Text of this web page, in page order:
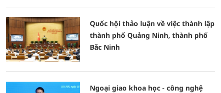
Quốc hội thảo luận về việc thành lập
thành phố Quảng Ninh, thành phố
Bắc Ninh
Ngoại giao khoa học - công nghệ